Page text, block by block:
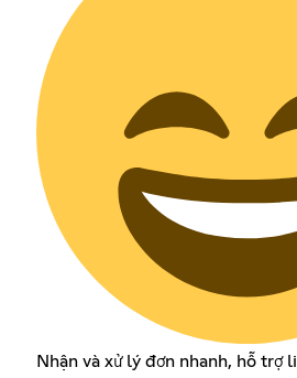
Nhận và xử lý đơn nhanh, hỗ trợ